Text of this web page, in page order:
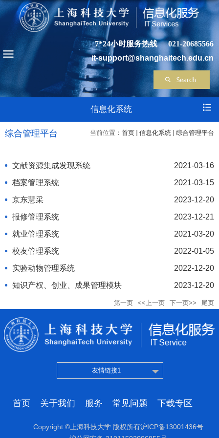
7*24小时服务热线
021-20685566
it-support@shanghaitech.edu.cn
信息化系统
当前位置： 首页 信息化系统 综合管理平台
综合管理平台
文献资源集成发现系统 2021-03-16
档案管理系统 2021-03-15
京东慧采 2023-12-20
报修管理系统 2023-12-21
就业管理系统 2021-03-20
校友管理系统 2022-01-05
实验动物管理系统 2022-12-20
知识产权、创业、成果管理模块 2023-12-20
第一页 <<上一页 下一页>> 尾页
友情链接1
首页 关于我们 服务 常见问题 下载专区
Copyright ©上海科技大学 版权所有沪ICP备13001436号